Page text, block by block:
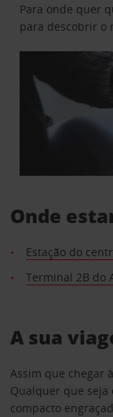
Para onde quer
para descobrir o
Onde
Estação do
Terminal 2B do
A sua
Assim que chegar
Qualquer que
compacto